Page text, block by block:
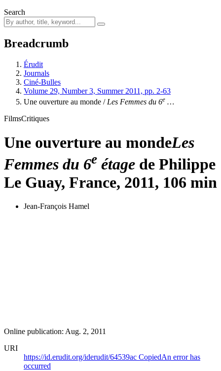
Search
Breadcrumb
Érudit
Journals
Ciné-Bulles
Volume 29, Number 3, Summer 2011, pp. 2-63
Une ouverture au monde / Les Femmes du 6e …
FilmsCritiques
Une ouverture au mondeLes
Femmes du 6e étage de Philippe
Le Guay, France, 2011, 106 min
Jean-François Hamel
Online publication: Aug. 2, 2011
URI
https://id.erudit.org/iderudit/64539ac CopiedAn error has
occurred